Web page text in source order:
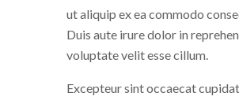
ut aliquip ex ea commodo
Duis aute irure dolor in
voluptate velit esse cillum.
Excepteur sint occaecat